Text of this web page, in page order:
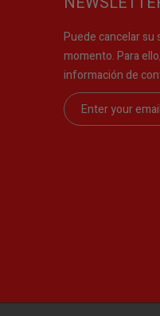
Puede cancelar su
momento. Para
información de